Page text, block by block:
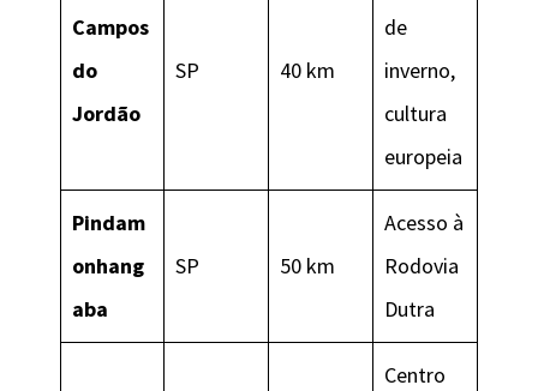
Campos
do
Jordão
SP 40 km
de
inverno,
cultura
europeia
Pindam
onhang
aba
SP 50 km
Acesso à
Rodovia
Dutra
Centro